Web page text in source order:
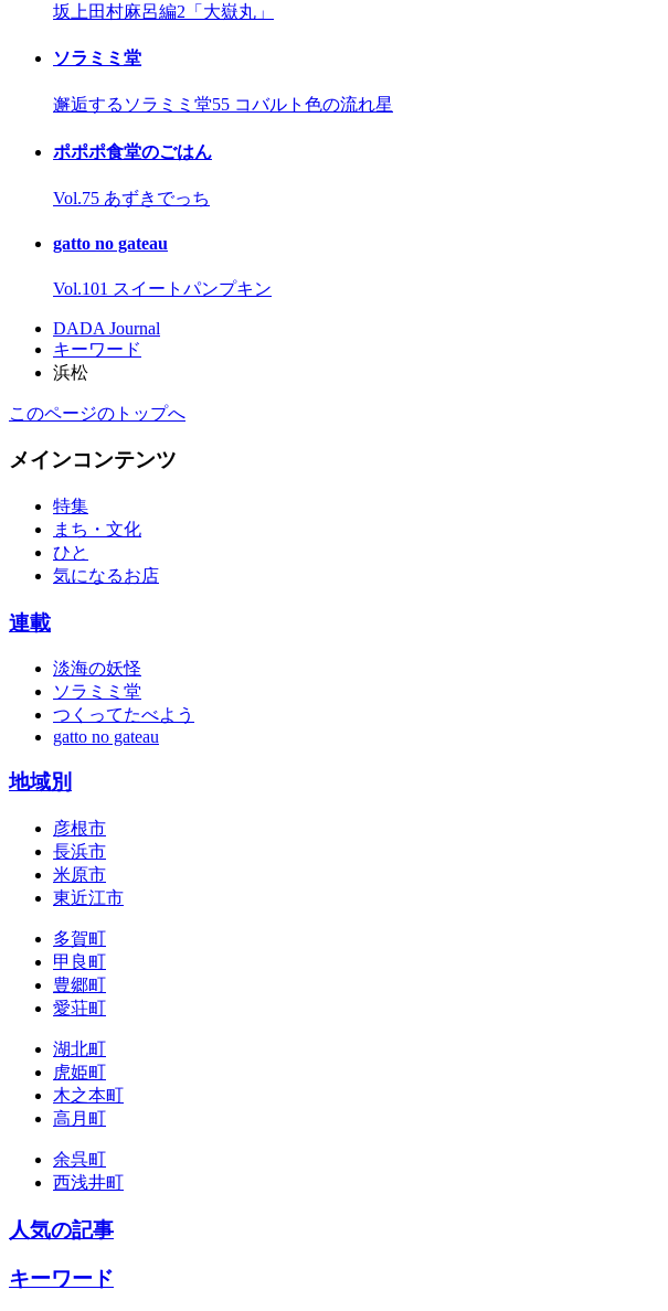
坂上田村麻呂編2「大嶽丸」
ソラミミ堂
邂逅するソラミミ堂55 コバルト色の流れ星
ポポポ食堂のごはん
Vol.75 あずきでっち
gatto no gateau
Vol.101 スイートパンプキン
DADA Journal
キーワード
浜松
このページのトップへ
メインコンテンツ
特集
まち・文化
ひと
気になるお店
連載
淡海の妖怪
ソラミミ堂
つくってたべよう
gatto no gateau
地域別
彦根市
長浜市
米原市
東近江市
多賀町
甲良町
豊郷町
愛荘町
湖北町
虎姫町
木之本町
高月町
余呉町
西浅井町
人気の記事
キーワード